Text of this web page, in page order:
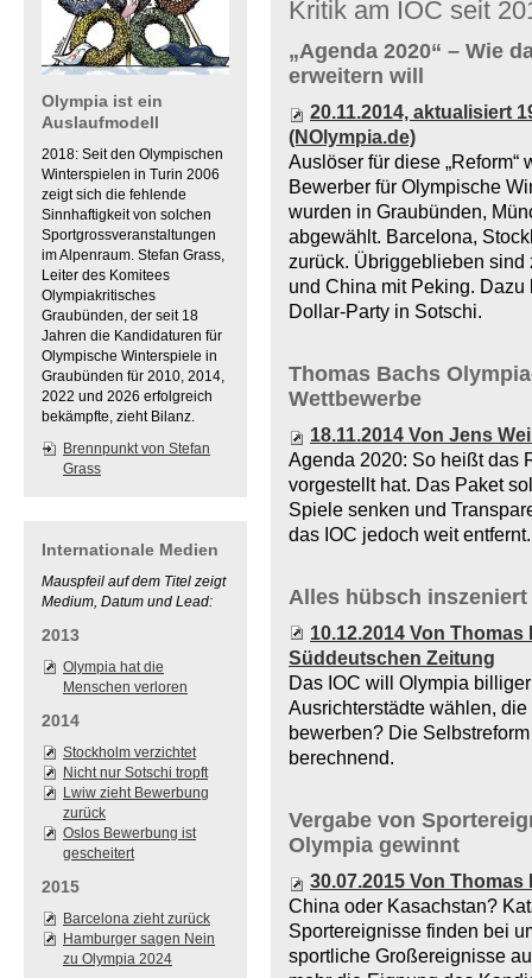
Olympia ist ein
Auslaufmodell
2018: Seit den Olympischen
Winterspielen in Turin 2006
zeigt sich die fehlende
Sinnhaftigkeit von solchen
Sportgrossveranstaltungen
im Alpenraum. Stefan Grass,
Leiter des Komitees
Olympiakritisches
Graubünden, der seit 18
Jahren die Kandidaturen für
Olympische Winterspiele in
Graubünden für 2010, 2014,
2022 und 2026 erfolgreich
bekämpfte, zieht Bilanz.
Brennpunkt von Stefan
Grass
Internationale Medien
Mauspfeil auf dem Titel zeigt
Medium, Datum und Lead:
2013
Olympia hat die
Menschen verloren
2014
Stockholm verzichtet
Nicht nur Sotschi tropft
Lwiw zieht Bewerbung
zurück
Oslos Bewerbung ist
gescheitert
2015
Barcelona zieht zurück
Hamburger sagen Nein
zu Olympia 2024
Kritik am IOC seit
„Agenda 2020“ – Wie
erweitern will
20.11.2014, aktualisiert
(NOlympia.de)
Auslöser für diese
Bewerber für Olympische
wurden in Graubünden,
abgewählt. Barcelona,
zurück. Übriggeblieben sind
und China mit Peking.
Dollar-Party in Sotschi.
Thomas Bachs
Wettbewerbe
18.11.2014 Von Jens
Agenda 2020: So heißt das
vorgestellt hat. Das Paket
Spiele senken und
das IOC jedoch weit entfernt.
Alles hübsch inszeniert
10.12.2014 Von
Süddeutschen Zeitung
Das IOC will Olympia
Ausrichterstädte wählen,
bewerben? Die
berechnend.
Vergabe von
Olympia gewinnt
30.07.2015 Von
China oder Kasachstan?
Sportereignisse finden bei
sportliche Großereignisse